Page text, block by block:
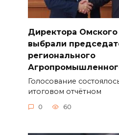
Директора
выбрали
регионального
Голосование
итоговом отчётном
0 60